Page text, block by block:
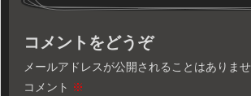
コメントをどうぞ
メールアドレスが公開されることはありませ
コメント ※